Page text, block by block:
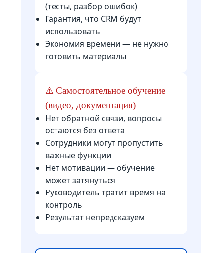
(тесты, разбор ошибок)
Гарантия, что CRM будут
использовать
Экономия времени — не нужно
готовить материалы
⚠️ Самостоятельное обучение
(видео, документация)
Нет обратной связи, вопросы
остаются без ответа
Сотрудники могут пропустить
важные функции
Нет мотивации — обучение
может затянуться
Руководитель тратит время на
контроль
Результат непредсказуем